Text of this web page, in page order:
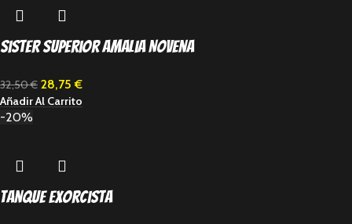
Sister Superior Amalia Novena
32,50€ 28,75€
Añadir Al Carrito
-20%
Tanque Exorcista